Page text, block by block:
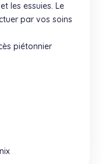
les essuies. Le
par vos soins
piétonnier